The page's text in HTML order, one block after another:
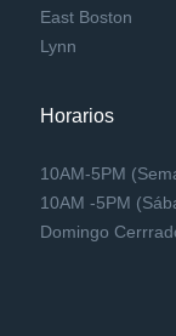
East Boston
Lynn
Horarios
10AM-5PM
10AM -5PM
Domingo